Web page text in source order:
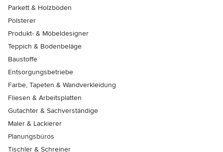
Parkett & Holzböden
Polsterer
Produkt- & Möbeldesigner
Teppich & Bodenbeläge
Baustoffe
Entsorgungsbetriebe
Farbe, Tapeten & Wandverkleidung
Fliesen & Arbeitsplatten
Gutachter & Sachverständige
Maler & Lackierer
Planungsbüros
Tischler & Schreiner